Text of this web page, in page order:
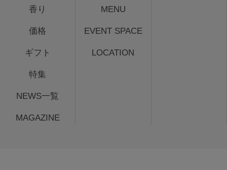
香り
価格
ギフト
特集
NEWS一覧
MAGAZINE
MENU
EVENT SPACE
LOCATION